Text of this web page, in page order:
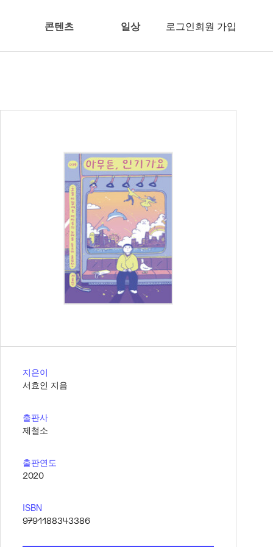
콘텐츠 일상 로그인회원 가입
지은이
서효인 지음
출판사
제철소
출판연도
2020
ISBN
9791188343386